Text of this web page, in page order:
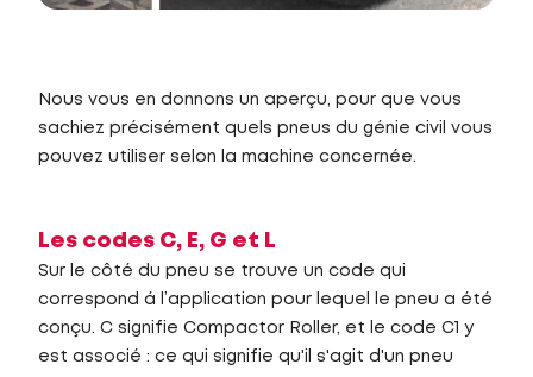
Nous vous en donnons un aperçu, pour que vous
sachiez précisément quels pneus du génie civil vous
pouvez utiliser selon la machine concernée.
Les codes C, E, G et L
Sur le côté du pneu se trouve un code qui
correspond á l’application pour lequel le pneu a été
conçu. C signifie Compactor Roller, et le code C1 y
est associé : ce qui signifie qu'il s'agit d'un pneu